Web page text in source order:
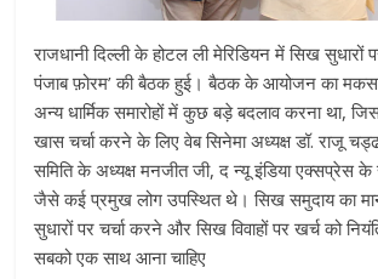
राजधानी दिल्ली के होटल ली मेरिडियन में सिख सुधारों
पंजाब फ़ोरम’ की बैठक हुई। बैठक के आयोजन का
अन्य धार्मिक समारोहों में कुछ बड़े बदलाव करना था,
खास चर्चा करने के लिए वेब सिनेमा अध्यक्ष डॉ. राजू
समिति के अध्यक्ष मनजीत जी, द न्यू इंडिया एक्सप्रेस
जैसे कई प्रमुख लोग उपस्थित थे। सिख समुदाय का
सुधारों पर चर्चा करने और सिख विवाहों पर खर्च को
सबको एक साथ आना चाहिए